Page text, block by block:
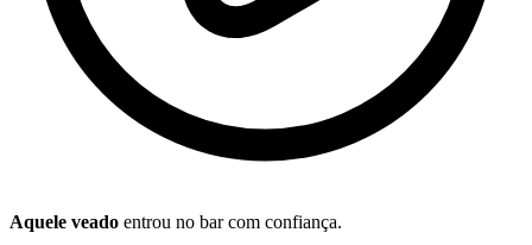
Aquele veado entrou no bar com confiança.